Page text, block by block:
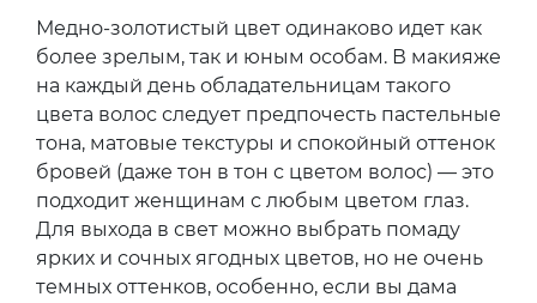
Медно-золотистый цвет одинаково идет как
более зрелым, так и юным особам. В макияже
на каждый день обладательницам такого
цвета волос следует предпочесть пастельные
тона, матовые текстуры и спокойный оттенок
бровей (даже тон в тон с цветом волос) — это
подходит женщинам с любым цветом глаз.
Для выхода в свет можно выбрать помаду
ярких и сочных ягодных цветов, но не очень
темных оттенков, особенно, если вы дама